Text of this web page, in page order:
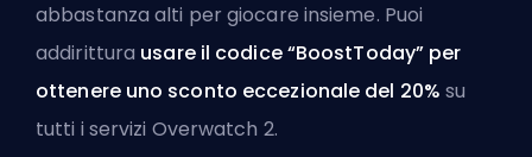
abbastanza alti per giocare insieme. Puoi
addirittura usare il codice “BoostToday” per
ottenere uno sconto eccezionale del 20% su
tutti i servizi Overwatch 2.